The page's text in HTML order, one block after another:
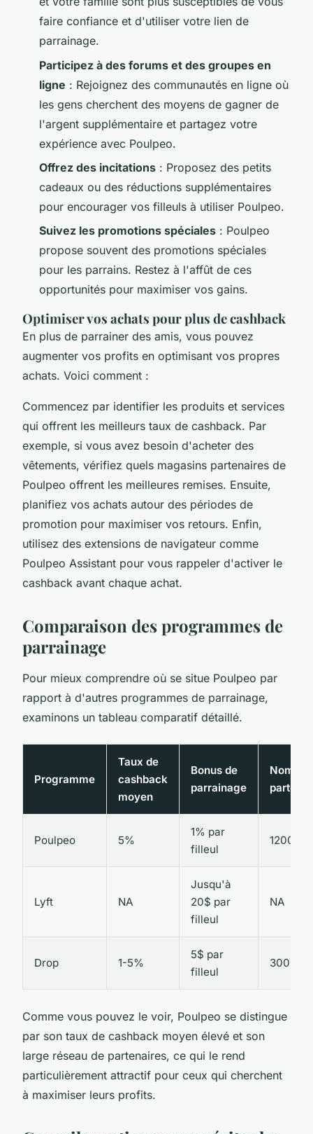
faire confiance et d'utiliser votre lien de
parrainage.
Participez à des forums et des groupes en
ligne : Rejoignez des communautés en ligne où
les gens cherchent des moyens de gagner de
l'argent supplémentaire et partagez votre
expérience avec Poulpeo.
Offrez des incitations : Proposez des petits
cadeaux ou des réductions supplémentaires
pour encourager vos filleuls à utiliser Poulpeo.
Suivez les promotions spéciales : Poulpeo
propose souvent des promotions spéciales
pour les parrains. Restez à l'affût de ces
opportunités pour maximiser vos gains.
Optimiser vos achats pour plus de cashback
En plus de parrainer des amis, vous pouvez
augmenter vos profits en optimisant vos propres
achats. Voici comment :
Commencez par identifier les produits et services
qui offrent les meilleurs taux de cashback. Par
exemple, si vous avez besoin d'acheter des
vêtements, vérifiez quels magasins partenaires de
Poulpeo offrent les meilleures remises. Ensuite,
planifiez vos achats autour des périodes de
promotion pour maximiser vos retours. Enfin,
utilisez des extensions de navigateur comme
Poulpeo Assistant pour vous rappeler d'activer le
cashback avant chaque achat.
Comparaison des programmes de
parrainage
Pour mieux comprendre où se situe Poulpeo par
rapport à d'autres programmes de parrainage,
examinons un tableau comparatif détaillé.
Programme
Taux de
cashback
moyen
Bonus de
parrainage
Nombre
Poulpeo 5%
1% par
filleul
1200+
Lyft NA
Jusqu'à
20$ par
filleul
NA
Drop 1-5%
5$ par
filleul
300+
Comme vous pouvez le voir, Poulpeo se distingue
par son taux de cashback moyen élevé et son
large réseau de partenaires, ce qui le rend
particulièrement attractif pour ceux qui cherchent
à maximiser leurs profits.